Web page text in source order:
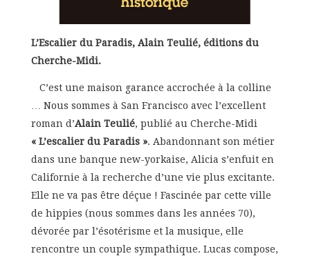
L’Escalier du Paradis, Alain Teulié, éditions du
Cherche-Midi.
C’est une maison garance accrochée à la colline
… Nous sommes à San Francisco avec l’excellent
roman d’Alain Teulié, publié au Cherche-Midi
« L’escalier du Paradis ». Abandonnant son métier
dans une banque new-yorkaise, Alicia s’enfuit en
Californie à la recherche d’une vie plus excitante.
Elle ne va pas être déçue ! Fascinée par cette ville
de hippies (nous sommes dans les années 70),
dévorée par l’ésotérisme et la musique, elle
rencontre un couple sympathique. Lucas compose,